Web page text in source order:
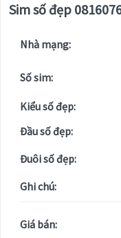
Sim số đẹp
Nhà mạng:
Số sim:
Kiểu số đẹp:
Đầu số đẹp:
Đuôi số đẹp:
Ghi chú:
Giá bán: